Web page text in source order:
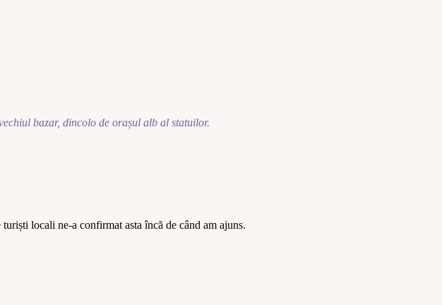
bazar, dincolo de orașul alb al statuilor.
locali ne-a confirmat asta încă de când am ajuns.